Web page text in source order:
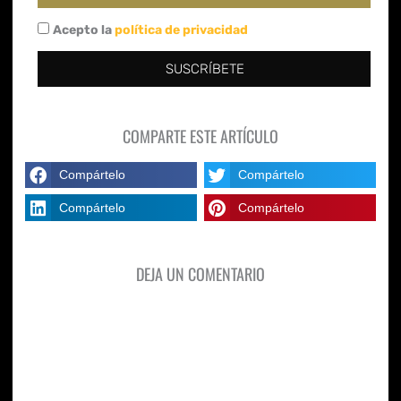
Acepto lapolítica de privacidad
SUSCRÍBETE
COMPARTE ESTE ARTÍCULO
Compártelo Compártelo
Compártelo Compártelo
DEJA UN COMENTARIO